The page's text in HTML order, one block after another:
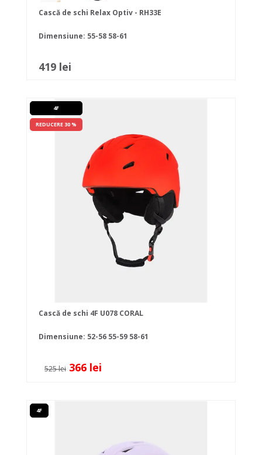
Cască de schi Relax Optiv - RH33E
Dimensiune: 55-58 58-61
419 lei
4F
REDUCERE 30 %
Cască de schi 4F U078 CORAL
Dimensiune: 52-56 55-59 58-61
525 lei 366 lei
4F